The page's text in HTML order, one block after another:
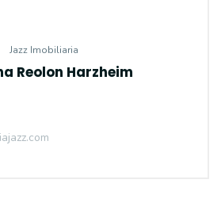
Jazz Imobiliaria
Reolon Harzheim